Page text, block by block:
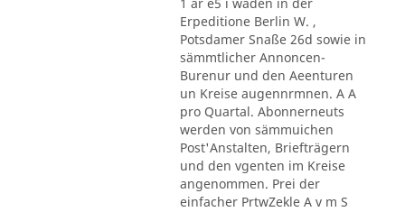
Erpeditione Berlin W. ,
Potsdamer Snaße 26d sowie in
sämmtlicher Annoncen-
Burenur und den Aeenturen
un Kreise augennrmnen. A A
pro Quartal. Abonnerneuts
werden von sämmuichen
Post'Anstalten, Briefträgern
und den vgenten im Kreise
angenommen. Prei der
einfacher PrtwZekle A v m S